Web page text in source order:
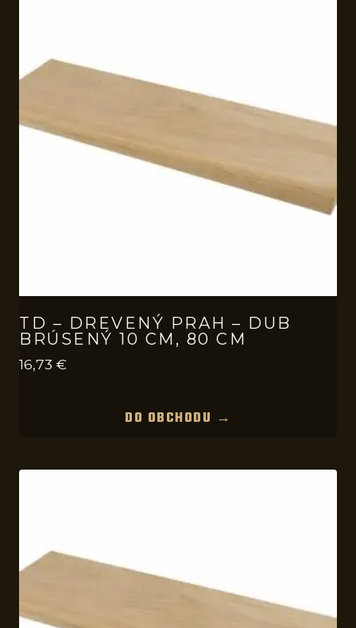
TD – DREVENÝ PRAH – DUB
BRÚSENÝ 10 CM, 80 CM
16,73 €
DO OBCHODU →